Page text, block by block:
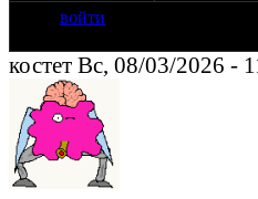
войти
костет Вс, 08/03/2026 -